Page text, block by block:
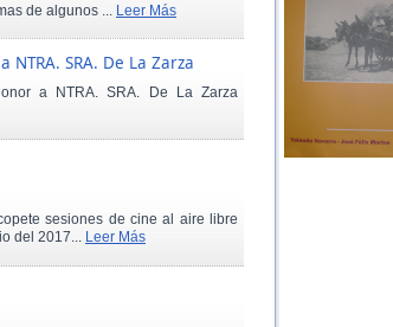
de algunos ... Leer Más
NTRA. SRA. De La Zarza
a NTRA. SRA. De La Zarza
sesiones de cine al aire libre
del 2017... Leer Más